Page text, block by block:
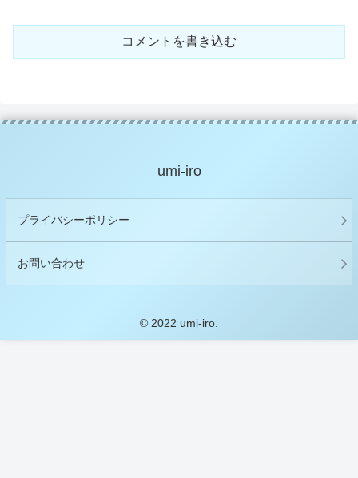
コメントを書き込む
umi-iro
プライバシーポリシー
お問い合わせ
© 2022 umi-iro.